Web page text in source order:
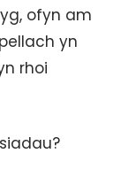
ofyn am
yn
rhoi